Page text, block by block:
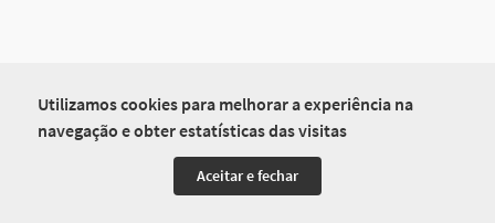
Utilizamos cookies para melhorar a experiência na
navegação e obter estatísticas das visitas
Aceitar e fechar